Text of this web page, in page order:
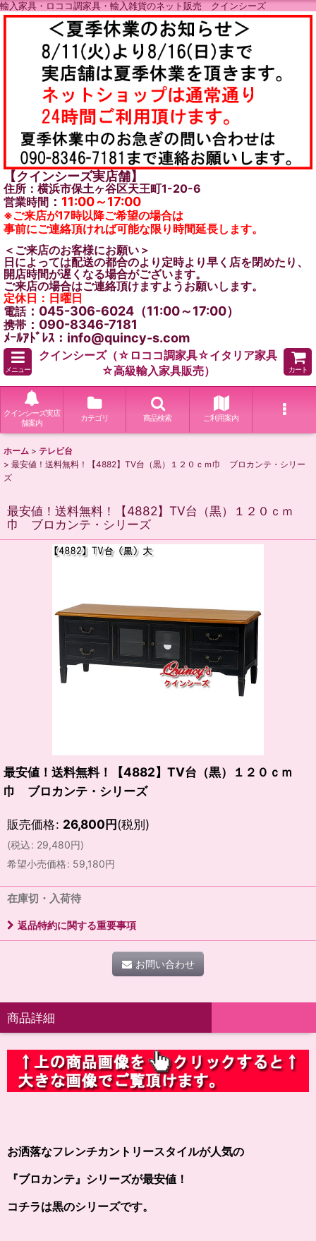
輸入家具・ロココ調家具・輸入雑貨のネット販売 クインシーズ
【クインシーズ実店舗】
住所：横浜市保土ヶ谷区天王町1-20-6
営業時間 ： 11:00～17:00
※ご来店が17時以降ご希望の場合は
事前にご連絡頂ければ可能な限り時間延長します。
＜ご来店のお客様にお願い＞
日によっては配送の都合のより定時より早く店を閉めたり、
開店時間が遅くなる場合がございます。
ご来店の場合はご連絡頂けますようお願いします。
定休日：日曜日
電話：045-306-6024（11:00～17:00）
携帯 ：090-8346-7181
ﾒｰﾙｱﾄﾞﾚｽ：info@quincy-s.com
メニュー
クインシーズ（☆ロココ調家具☆イタリア家具
☆高級輸入家具販売）
カート
クインシーズ実店
舗案内
カテゴリ 商品検索 ご利用案内
ホーム > テレビ台
> 最安値！送料無料！【4882】TV台（黒）１２０ｃｍ巾 ブロカンテ・シリー
ズ
最安値！送料無料！【4882】TV台（黒）１２０ｃｍ
巾 ブロカンテ・シリーズ
最安値！送料無料！【4882】TV台（黒）１２０ｃｍ
巾 ブロカンテ・シリーズ
販売価格: 26,800円(税別)
(税込: 29,480円)
希望小売価格: 59,180円
在庫切・入荷待
返品特約に関する重要事項
お問い合わせ
商品詳細
お洒落なフレンチカントリースタイルが人気の
『ブロカンテ』シリーズが最安値！
コチラは黒のシリーズです。